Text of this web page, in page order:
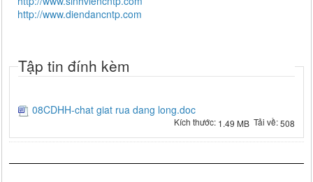
http://www.diendancntp.com
Tập tin đính kèm
08CDHH-chat giat rua dang long.doc
Kích thước: 1.49 MBTải về:508